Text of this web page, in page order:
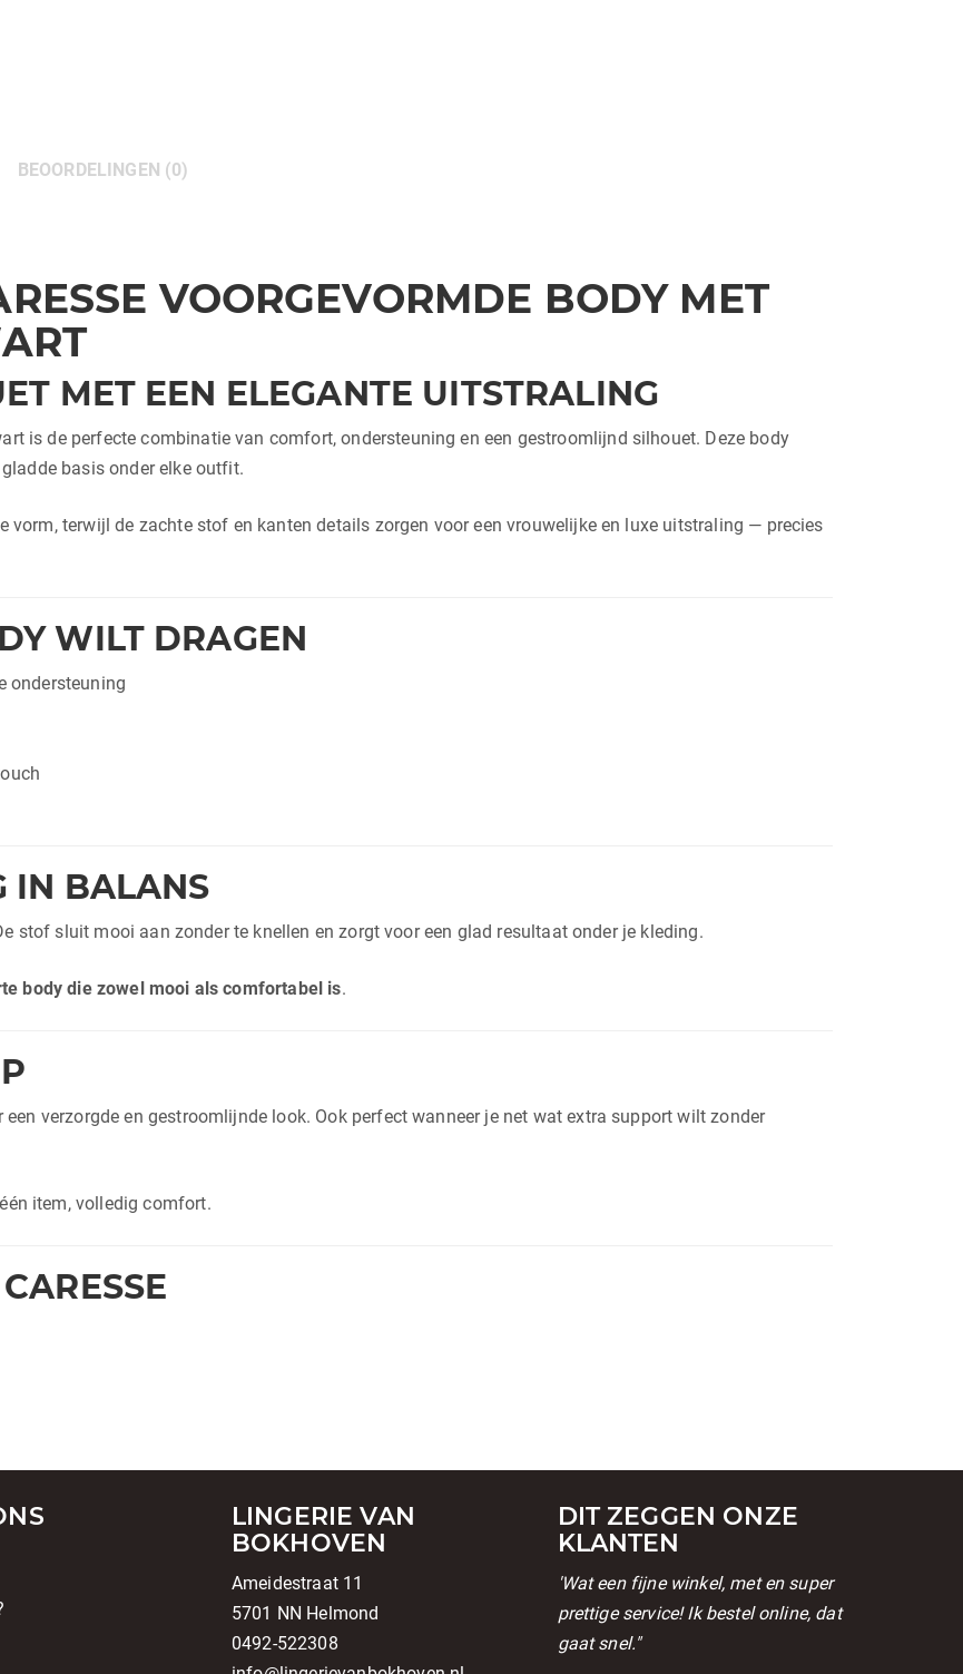
BEOORDELINGEN (0)
VOORGEVORMDE BODY MET
MET EEN ELEGANTE UITSTRALING
is de perfecte combinatie van comfort, ondersteuning en een gestroomlijnd silhouet. Deze body
basis onder elke outfit.
vorm, terwijl de zachte stof en kanten details zorgen voor een vrouwelijke en luxe uitstraling — precies
WILT DRAGEN
ondersteuning
IN BALANS
stof sluit mooi aan zonder te knellen en zorgt voor een glad resultaat onder je kleding.
body die zowel mooi als comfortabel is.
verzorgde en gestroomlijnde look. Ook perfect wanneer je net wat extra support wilt zonder
item, volledig comfort.
LINGERIE VAN
BOKHOVEN
Ameidestraat 11
5701 NN Helmond
0492-522308
DIT ZEGGEN ONZE
KLANTEN
'Wat een fijne winkel, met en super
prettige service! Ik bestel online, dat
gaat snel."